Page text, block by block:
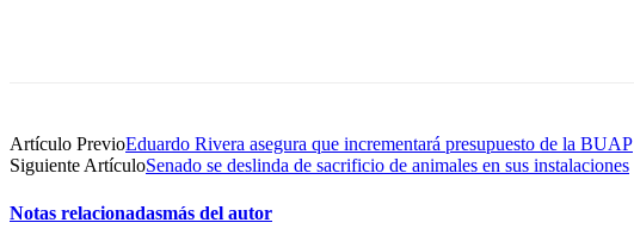
Artículo PrevioEduardo Rivera asegura que incrementará presupuesto de la BUAP
Siguiente ArtículoSenado se deslinda de sacrificio de animales en sus instalaciones
Notas relacionadasmás del autor